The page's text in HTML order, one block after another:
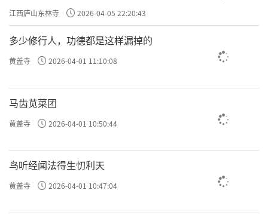
江西庐山东林寺 2026-04-05 22:20:43
多少修行人，功德都是这样漏掉的
黄盖寺 2026-04-01 11:10:08
马齿苋菜团
黄盖寺 2026-04-01 10:50:44
鸟听经闻法得生忉利天
黄盖寺 2026-04-01 10:47:04